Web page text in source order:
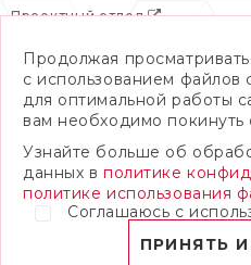
Проектный отдел
© 2026 Бельведер
Продолжая
с использованием
для оптимальной работы
вам необходимо покинуть
Узнайте больше об
данных вполитике
политике использования
Соглашаюсь с
ПРИНЯТЬ